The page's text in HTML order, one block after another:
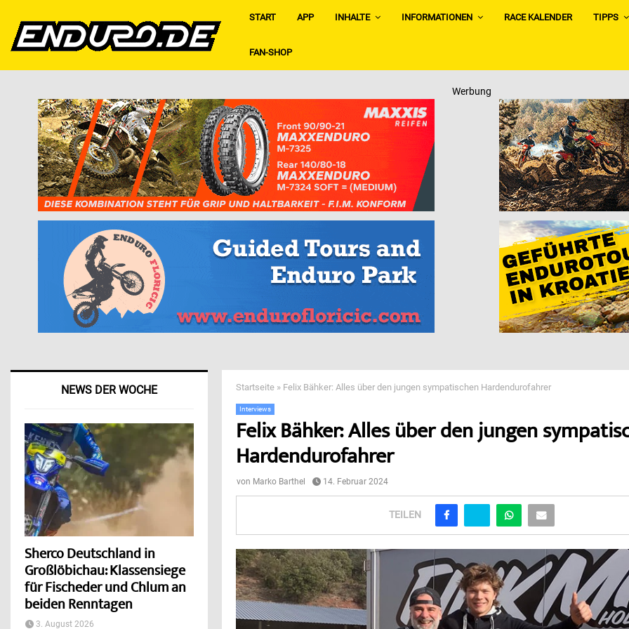
START APP INHALTE INFORMATIONEN RACE KALENDER TIPPS
FAN-SHOP
Werbung
Startseite » Felix Bähker: Alles über den jungen sympatischen Hardendurofahrer
Interviews
Felix Bähker: Alles über den jungen
Hardendurofahrer
von Marko Barthel 14. Februar 2024
TEILEN
NEWS DER WOCHE
Sherco Deutschland in
Großlöbichau: Klassensiege
für Fischeder und Chlum an
beiden Renntagen
3. August 2026